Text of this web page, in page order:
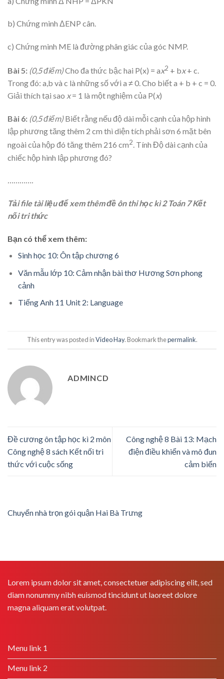
b) Chứng minh ΔENP cân.
c) Chứng minh ME là đường phân giác của góc NMP.
Bài 5: (0,5 điểm)Cho đa thức bậc hai P(x) = ax2 + bx+ c.
Trong đó: a,b và c là những số với a ≠ 0. Cho biết a + b + c = 0.
Giải thích tại sao x= 1 là một nghiệm của P(x)
Bài 6: (0,5 điểm) Biết rằng nếu độ dài mỗi cạnh của hộp hình
lập phương tăng thêm 2 cm thì diện tích phải sơn 6 mặt bên
ngoài của hộp đó tăng thêm 216 cm2. Tính Độ dài cạnh của
chiếc hộp hình lập phương đó?
………….
Tải file tài liệu để xem thêm đề ôn thi học kì 2 Toán 7 Kết
nối tri thức
Bạn có thể xem thêm:
Sinh học 10: Ôn tập chương 6
Văn mẫu lớp 10: Cảm nhận bài thơ Hương Sơn phong
cảnh
Tiếng Anh 11 Unit 2: Language
This entry was posted inVideo Hay. Bookmark thepermalink.
ADMINCD
Đề cương ôn tập học kì 2 môn
Công nghệ 8 sách Kết nối tri
thức với cuộc sống
Công nghệ 8 Bài 13: Mạch
điện điều khiển và mô đun
cảm biến
Chuyển nhà trọn gói quận Hai Bà Trưng
Lorem ipsum dolor sit amet, consectetuer adipiscing elit, sed
diam nonummy nibh euismod tincidunt ut laoreet dolore
magna aliquam erat volutpat.
Menu link 1
Menu link 2